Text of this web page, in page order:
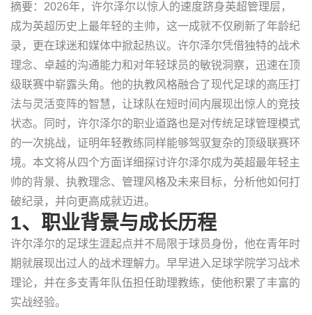
摘要：2026年，许尔泽尔以惊人的速度跻身英超管理层，
成为英超历史上最年轻的主帅，这一成就不仅刷新了年龄纪
录，更在球迷和媒体中掀起热议。许尔泽尔凭借独特的战术
理念、卓越的沟通能力和对年轻球员的敏锐洞察，迅速在顶
级联赛中崭露头角。他的执教风格融合了现代足球的高压打
法与灵活变阵的智慧，让球队在短时间内展现出惊人的竞技
状态。同时，许尔泽尔的职业道路也是对传统足球管理模式
的一次挑战，证明年轻教练同样能够驾驭复杂的顶级联赛环
境。本文将从四个方面详细探讨许尔泽尔成为英超最年轻主
帅的背景、执教理念、管理风格及未来目标，分析他如何打
破纪录，并向更高成就迈进。
1、职业背景与成长历程
许尔泽尔的足球生涯起点并不局限于球员身份，他在青年时
期就展现出过人的战术理解力。早早进入足球学院学习战术
理论，并在多支青年队伍担任助理教练，使他积累了丰富的
实战经验。